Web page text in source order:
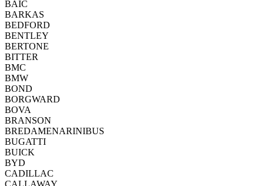
BAIC
BARKAS
BEDFORD
BENTLEY
BERTONE
BITTER
BMC
BMW
BOND
BORGWARD
BOVA
BRANSON
BREDAMENARINIBUS
BUGATTI
BUICK
BYD
CADILLAC
CALLAWAY